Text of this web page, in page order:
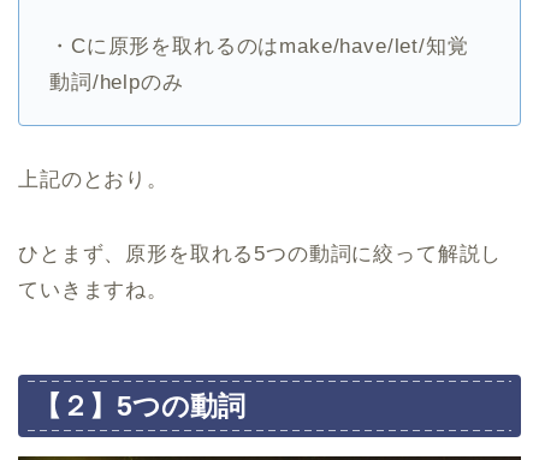
・Cに原形を取れるのはmake/have/let/知覚
動詞/helpのみ
上記のとおり。
ひとまず、原形を取れる5つの動詞に絞って解説し
ていきますね。
【２】5つの動詞